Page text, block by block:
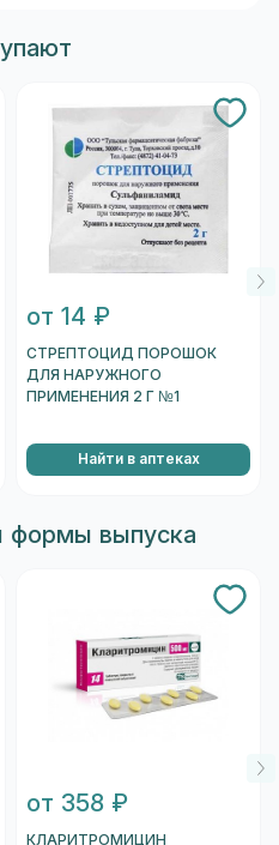
от 14 ₽
СТРЕПТОЦИД ПОРОШОК
ДЛЯ НАРУЖНОГО
ПРИМЕНЕНИЯ 2 Г №1
Найти в аптеках
формы выпуска
от 358 ₽
КЛАРИТРОМИЦИН